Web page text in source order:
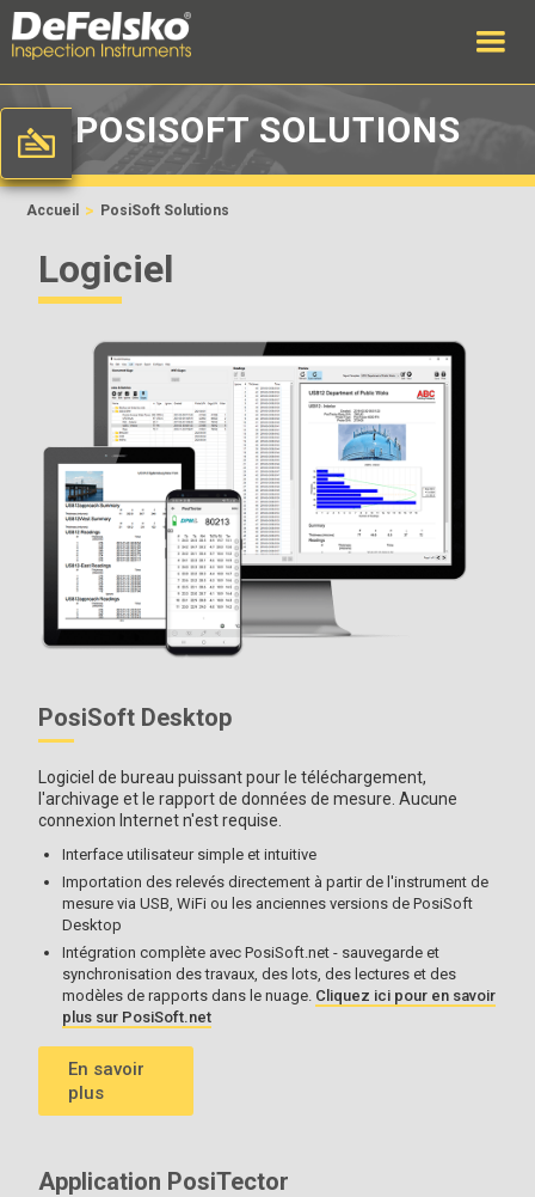
POSISOFT SOLUTIONS
Accueil > PosiSoft Solutions
Logiciel
PosiSoft Desktop
Logiciel de bureau puissant pour le téléchargement,
l'archivage et le rapport de données de mesure. Aucune
connexion Internet n'est requise.
Interface utilisateur simple et intuitive
Importation des relevés directement à partir de l'instrument de
mesure via USB, WiFi ou les anciennes versions de PosiSoft
Desktop
Intégration complète avec PosiSoft.net - sauvegarde et
synchronisation des travaux, des lots, des lectures et des
modèles de rapports dans le nuage. Cliquez ici pour en savoir
plus sur PosiSoft.net
En savoir
plus
Application PosiTector